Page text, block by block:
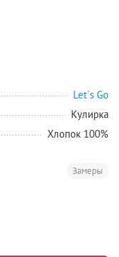
Let`s Go
Кулирка
Хлопок 100%
Замеры